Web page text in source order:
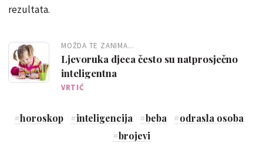
rezultata.
MOŽDA TE ZANIMA...
Ljevoruka djeca često su natprosječno
inteligentna
VRTIĆ
#horoskop #inteligencija #beba #odrasla osoba
#brojevi